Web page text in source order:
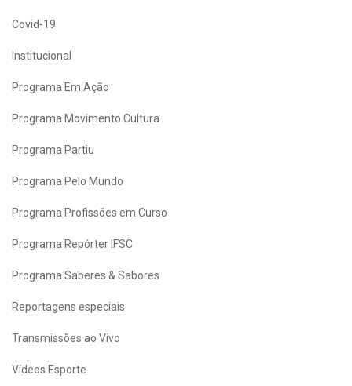
Covid-19
Institucional
Programa Em Ação
Programa Movimento Cultura
Programa Partiu
Programa Pelo Mundo
Programa Profissões em Curso
Programa Repórter IFSC
Programa Saberes & Sabores
Reportagens especiais
Transmissões ao Vivo
Vídeos Esporte